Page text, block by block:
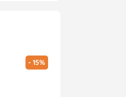
- 15%